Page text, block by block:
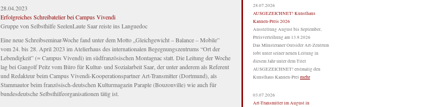
28.04.2023
Erfolgreiches Schreibatelier bei Campus Vivendi
Gruppe von Selbsthilfe SeelenLaute Saar reiste ins Languedoc
Eine neue Schreibseminar-Woche fand unter dem Motto „Gleichgewicht – Balance – Mobile”
vom 24. bis 28. April 2023 im Atelierhaus des internationalen Begegnungszentrums “Ort der
Lebendigkeit” (= Campus Vivendi) im südfranzösischen Montagnac statt. Die Leitung der Woche
lag bei Gangolf Peitz vom Büro für Kultur- und Sozialarbeit Saar, der unter anderem als Referent
und Redakteur beim Campus Vivendi-Kooperationspartner Art-Transmitter (Dortmund), als
Stammautor beim französisch-deutschen Kulturmagazin Paraple (Bouzonville) wie auch für
bundesdeutsche Selbsthilfeorganisationen tätig ist.
28.07.2026
AUSGEZEICHNET! Kunsthaus
Kannen-Preis 2026
Ausstellung August bis September,
Preisverleihung am 13.9.2026
Das Münsteraner Outsider Art-Zentrum
lobt unter seiner neuen Leitung in
diesem Jahr unter dem Titel
AUSGEZEICHNET! erstmalig den
Kunsthaus Kannen-Prei mehr
03.07.2026
Art-Transmitter im August in